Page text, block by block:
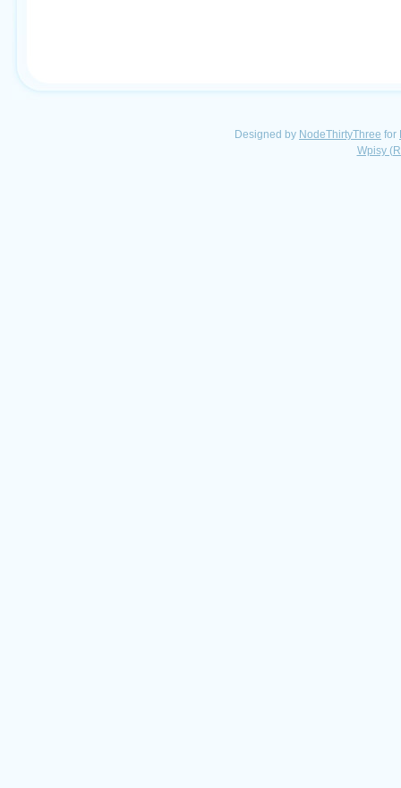
Designed by NodeThirtyThree for
Wpisy